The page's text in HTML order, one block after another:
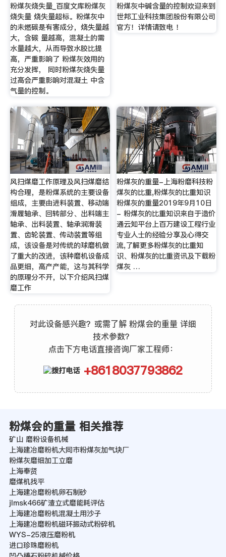
粉煤灰烧失量_百度文库粉煤灰
烧失量 烧失量超标。粉煤灰中
的未燃碳是有害成分，烧失量越
大，含碳 量越高，混凝土的需
水量越大，从而导致水胶比提
高，严重影响了 粉煤灰效用的
充分发挥， 同时粉煤灰烧失量
过高会严重影响对混凝土 中含
气量的控制。
粉煤灰中碱含量的控制欢迎来到
世邦工业科技集团股份有限公司
官方！详情请致电 ！
风扫煤磨工作原理及风扫煤磨结
构合理，是粉煤系统的主要设备
组成，主要由进料装置、移动端
滑履轴承、回转部分、出料端主
轴承、出料装置、轴承润滑装
置、齿轮装置、传动装置等组
成，该设备是对传统的球磨机做
了重大的改进，该种磨机设备成
品更细，高产产能，这与其科学
的原理分不开，以下介绍风扫煤
磨工作
粉煤灰的重量-上海粉磨科技粉
煤灰的比重,粉煤灰的比重知识
粉煤灰的重量2019年9月10日
- 粉煤灰的比重知识来自于造价
通云知平台上百万建设工程行业
专业人士的经验分享及心得交
流,了解更多粉煤灰的比重知
识、粉煤灰的比重资讯及下载粉
煤灰 …
对此设备感兴趣？或需了解 粉煤会的重量 详细
技术参数？
点击下方电话直接咨询厂家工程师：
+8618037793862
粉煤会的重量 相关推荐
矿山 磨粉设备机械
上海建冶磨粉机大同市粉煤灰加气块厂
粉煤灰磨细加工立磨
上海奉贤
磨煤机找平
上海建冶磨粉机卵石制砂
jlmsk466矿渣立式磨能耗评估
上海建冶磨粉机混凝土用沙子
上海建冶磨粉机磁环振动式粉碎机
WYS-25液压磨粉机
进口珍珠磨粉机